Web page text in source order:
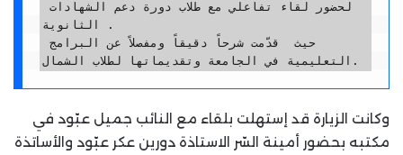
الثانوية .
التعليمية في الجامعة وتقديماتها لطلاب الشمال.
وكانت الزيارة قد إستهلت بلقاء مع النائب جميل عبّود في
مكتبه بحضور أمينة السّر الاستاذة دورين عكر عبّود والأساتذة